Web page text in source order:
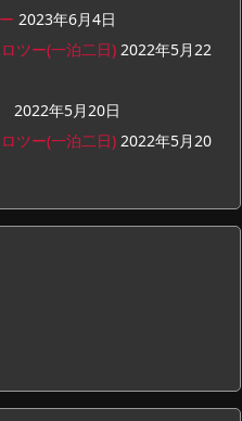
2023年6月4日
ツー(一泊二日) 2022年5月22
2022年5月20日
ツー(一泊二日) 2022年5月20